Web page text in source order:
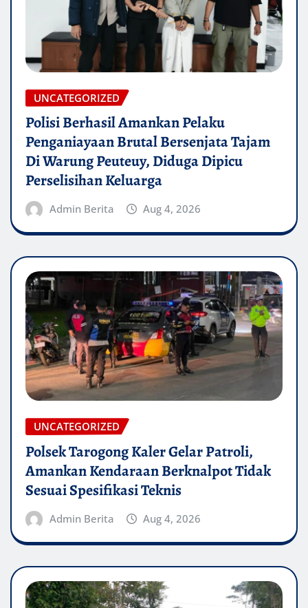
UNCATEGORIZED
Polisi Berhasil Amankan Pelaku
Penganiayaan Brutal Bersenjata Tajam
Di Warung Peuteuy, Diduga Dipicu
Perselisihan Keluarga
Admin Berita Aug 4, 2026
UNCATEGORIZED
Polsek Tarogong Kaler Gelar Patroli,
Amankan Kendaraan Berknalpot Tidak
Sesuai Spesifikasi Teknis
Admin Berita Aug 4, 2026